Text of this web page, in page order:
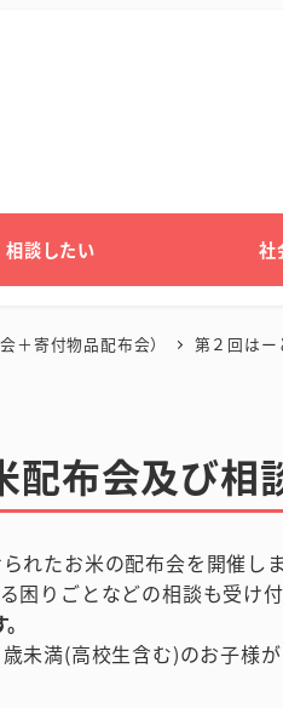
相談したい 社
＋寄付物品配布会） 第２回は
布会及び相
たお米の配布会を開催しま
りごとなどの相談も受け付
未満(高校生含む)のお子様